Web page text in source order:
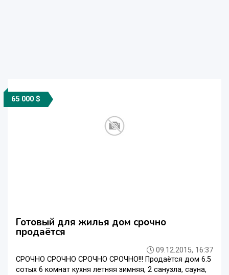
65 000 $
Готовый для жилья дом срочно
продаётся
09.12.2015, 16:37
СРОЧНО СРОЧНО СРОЧНО СРОЧНО!!! Продаётся дом 6.5
сотых 6 комнат кухня летняя зимняя, 2 санузла, сауна,